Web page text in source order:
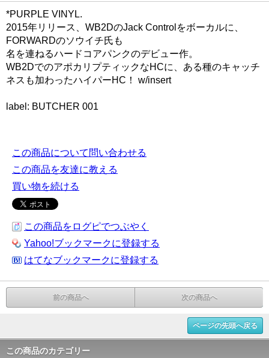
*PURPLE VINYL.
2015年リリース、WB2DのJack Controlをボーカルに、
FORWARDのソウイチ氏も
名を連ねるハードコアパンクのデビュー作。
WB2DでのアポカリプティックなHCに、ある種のキャッチ
ネスも加わったハイパーHC！ w/insert
label: BUTCHER 001
この商品について問い合わせる
この商品を友達に教える
買い物を続ける
この商品をログピでつぶやく
Yahoo!ブックマークに登録する
はてなブックマークに登録する
前の商品へ 次の商品へ
ページの先頭へ戻る
この商品のカテゴリー